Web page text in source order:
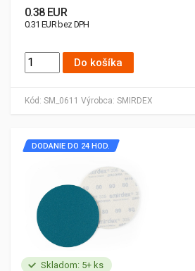
Kód: SM_0611 Výrobca: SMIRDEX
0.38 EUR
0.31 EUR bez DPH
Do košíka
Skladom: 5+ ks
DODANIE DO 24 HOD.